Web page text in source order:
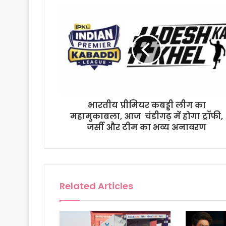
भारतीय प्रीमियर कबड्डी लीग का
महामुकाबला, आज चंडीगढ़ में होगा ट्रॉफी,
जर्सी और टीम का भव्य अनावरण
Related Articles